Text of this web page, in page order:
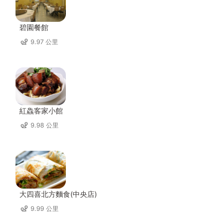
碧園餐館
9.97 公里
紅鱻客家小館
9.98 公里
大四喜北方麵食(中央店)
9.99 公里